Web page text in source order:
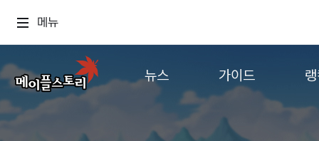
메뉴
뉴스
공지사항
가이드
게임정보